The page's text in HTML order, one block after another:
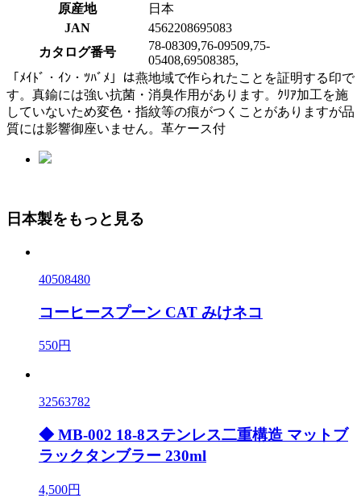
原産地
日本
JAN
4562208695083
カタログ番号
78-08309,76-09509,75-
05408,69508385,
「ﾒｲﾄﾞ・ｲﾝ・ﾂﾊﾞﾒ」は燕地域で作られたことを証明する印で
す。真鍮には強い抗菌・消臭作用があります。ｸﾘｱ加工を施
していないため変色・指紋等の痕がつくことがありますが品
質には影響御座いません。革ケース付
日本製をもっと見る
40508480
コーヒースプーン CAT みけネコ
550円
32563782
◆ MB-002 18-8ステンレス二重構造 マットブ
ラックタンブラー 230ml
4,500円